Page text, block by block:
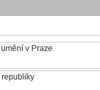
v Praze